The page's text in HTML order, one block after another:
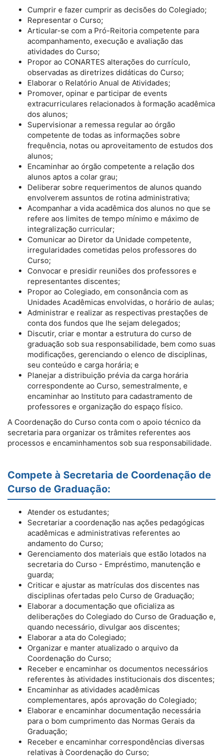
Cumprir e fazer cumprir as decisões do Colegiado;
Representar o Curso;
Articular-se com a Pró-Reitoria competente para
acompanhamento, execução e avaliação das
atividades do Curso;
Propor ao CONARTES alterações do currículo,
observadas as diretrizes didáticas do Curso;
Elaborar o Relatório Anual de Atividades;
Promover, opinar e participar de events
extracurriculares relacionados à formação acadêmica
dos alunos;
Supervisionar a remessa regular ao órgão
competente de todas as informações sobre
frequência, notas ou aproveitamento de estudos dos
alunos;
Encaminhar ao órgão competente a relação dos
alunos aptos a colar grau;
Deliberar sobre requerimentos de alunos quando
envolverem assuntos de rotina administrativa;
Acompanhar a vida acadêmica dos alunos no que se
refere aos limites de tempo mínimo e máximo de
integralização curricular;
Comunicar ao Diretor da Unidade competente,
irregularidades cometidas pelos professores do
Curso;
Convocar e presidir reuniões dos professores e
representantes discentes;
Propor ao Colegiado, em consonância com as
Unidades Acadêmicas envolvidas, o horário de aulas;
Administrar e realizar as respectivas prestações de
conta dos fundos que lhe sejam delegados;
Discutir, criar e montar a estrutura do curso de
graduação sob sua responsabilidade, bem como suas
modificações, gerenciando o elenco de disciplinas,
seu conteúdo e carga horária; e
Planejar a distribuição prévia da carga horária
correspondente ao Curso, semestralmente, e
encaminhar ao Instituto para cadastramento de
professores e organização do espaço físico.
A Coordenação do Curso conta com o apoio técnico da
secretaria para organizar os trâmites referentes aos
processos e encaminhamentos sob sua responsabilidade.
Compete à Secretaria de Coordenação de
Curso de Graduação:
Atender os estudantes;
Secretariar a coordenação nas ações pedagógicas
acadêmicas e administrativas referentes ao
andamento do Curso;
Gerenciamento dos materiais que estão lotados na
secretaria do Curso - Empréstimo, manutenção e
guarda;
Criticar e ajustar as matrículas dos discentes nas
disciplinas ofertadas pelo Curso de Graduação;
Elaborar a documentação que oficializa as
deliberações do Colegiado do Curso de Graduação e,
quando necessário, divulgar aos discentes;
Elaborar a ata do Colegiado;
Organizar e manter atualizado o arquivo da
Coordenação do Curso;
Receber e encaminhar os documentos necessários
referentes às atividades institucionais dos discentes;
Encaminhar as atividades acadêmicas
complementares, após aprovação do Colegiado;
Elaborar e encaminhar documentação necessária
para o bom cumprimento das Normas Gerais da
Graduação;
Receber e encaminhar correspondências diversas
relativas à Coordenação do Curso;